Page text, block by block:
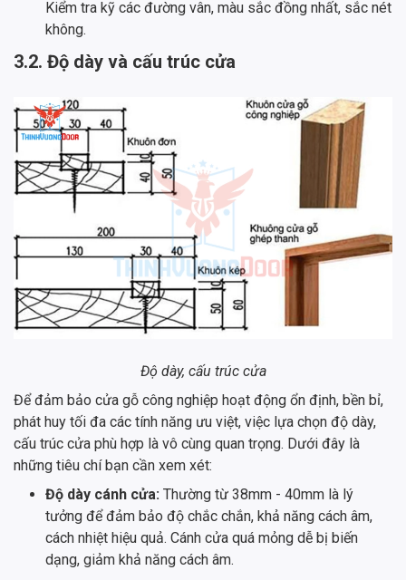
Kiểm tra kỹ các đường vân, màu sắc đồng nhất, sắc nét
không.
3.2. Độ dày và cấu trúc cửa
Độ dày, cấu trúc cửa
Để đảm bảo cửa gỗ công nghiệp hoạt động ổn định, bền bỉ,
phát huy tối đa các tính năng ưu việt, việc lựa chọn độ dày,
cấu trúc cửa phù hợp là vô cùng quan trọng. Dưới đây là
những tiêu chí bạn cần xem xét:
Độ dày cánh cửa: Thường từ 38mm - 40mm là lý
tưởng để đảm bảo độ chắc chắn, khả năng cách âm,
cách nhiệt hiệu quả. Cánh cửa quá mỏng dễ bị biến
dạng, giảm khả năng cách âm.